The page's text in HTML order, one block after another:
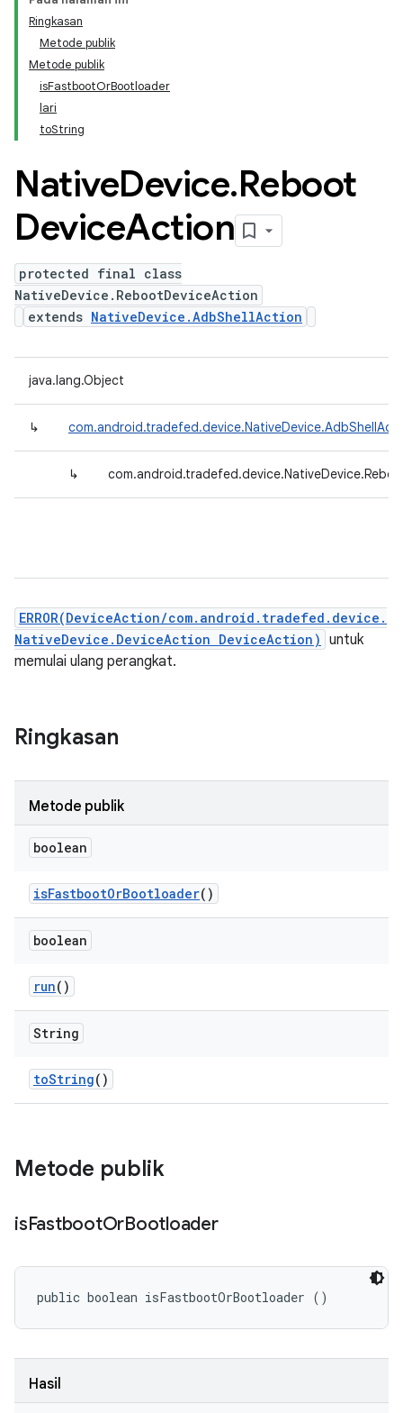
Ringkasan
Metode publik
Metode publik
isFastbootOrBootloader
lari
toString
NativeDevice.Reboot
DeviceAction
protected final class
NativeDevice.RebootDeviceAction
extends NativeDevice.AdbShellAction
java.lang.Object
↳
↳
ERROR(DeviceAction/com.android.tradefed.device.
NativeDevice.DeviceAction DeviceAction) untuk
memulai ulang perangkat.
Ringkasan
Metode publik
boolean
isFastbootOrBootloader()
boolean
run()
String
toString()
Metode publik
isFastbootOrBootloader
public boolean isFastbootOrBootloader ()
Hasil